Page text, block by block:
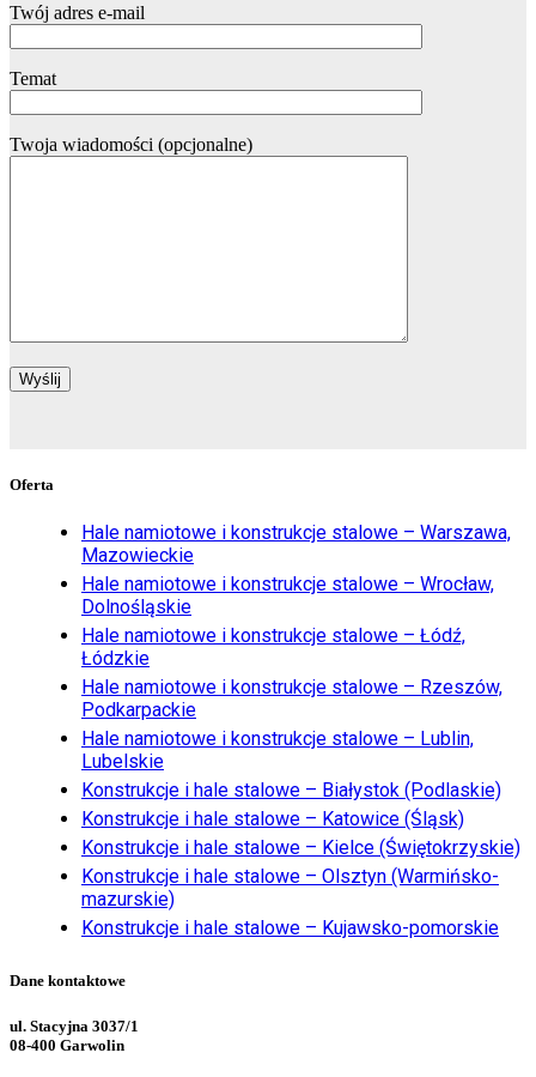
Twój adres e-mail
Temat
Twoja wiadomości (opcjonalne)
Oferta
Hale namiotowe i konstrukcje stalowe – Warszawa,
Mazowieckie
Hale namiotowe i konstrukcje stalowe – Wrocław,
Dolnośląskie
Hale namiotowe i konstrukcje stalowe – Łódź,
Łódzkie
Hale namiotowe i konstrukcje stalowe – Rzeszów,
Podkarpackie
Hale namiotowe i konstrukcje stalowe – Lublin,
Lubelskie
Konstrukcje i hale stalowe – Białystok (Podlaskie)
Konstrukcje i hale stalowe – Katowice (Śląsk)
Konstrukcje i hale stalowe – Kielce (Świętokrzyskie)
Konstrukcje i hale stalowe – Olsztyn (Warmińsko-
mazurskie)
Konstrukcje i hale stalowe – Kujawsko-pomorskie
Dane kontaktowe
ul. Stacyjna 3037/1
08-400 Garwolin